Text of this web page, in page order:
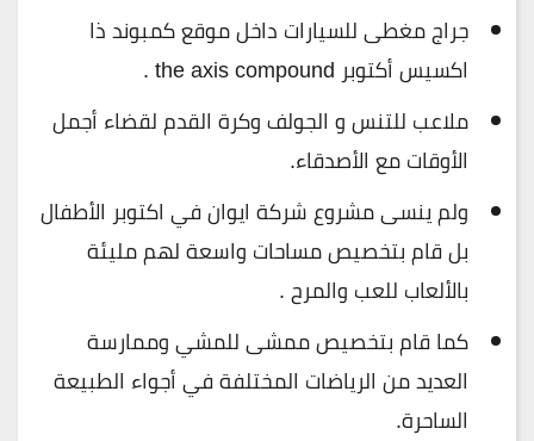
جراج مغطى للسيارات داخل موقع كمبوند ذا
اكسيس أكتوبر the axis compound .
ملاعب للتنس و الجولف وكرة القدم لقضاء أجمل
الأوقات مع الأصدقاء.
ولم ينسى مشروع شركة ايوان في اكتوبر الأطفال
بل قام بتخصيص مساحات واسعة لهم مليئة
بالألعاب للعب والمرح .
كما قام بتخصيص ممشى للمشي وممارسة
العديد من الرياضات المختلفة في أجواء الطبيعة
الساحرة.